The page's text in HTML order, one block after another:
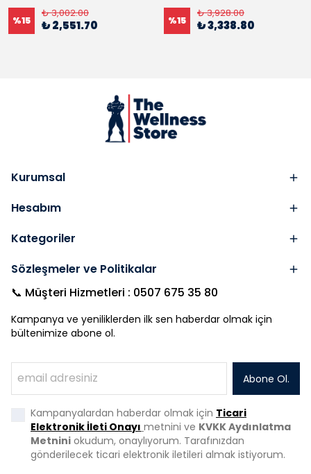
%15
₺ 3,002.00
₺ 2,551.70 %15
₺ 3,928.00
₺ 3,338.80
Kurumsal
Hesabım
Kategoriler
Sözleşmeler ve Politikalar
📞 Müşteri Hizmetleri : 0507 675 35 80
Kampanya ve yeniliklerden ilk sen haberdar olmak için
bültenimize abone ol.
Abone Ol.
Kampanyalardan haberdar olmak için Ticari
Elektronik İleti Onayı metnini ve KVKK Aydınlatma
Metnini okudum, onaylıyorum. Tarafınızdan
gönderilecek ticari elektronik iletileri almak istiyorum.